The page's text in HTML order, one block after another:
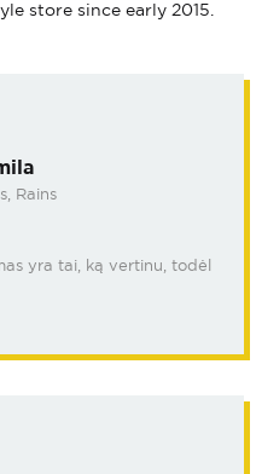
store since early 2015.
Rains
yra tai, ką vertinu, todėl